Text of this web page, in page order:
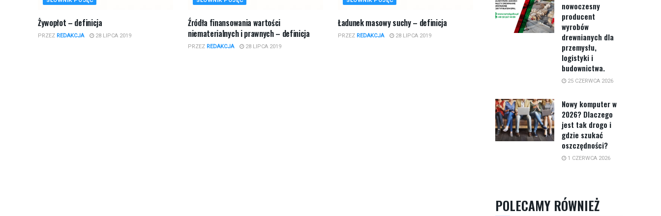
Żywopłot – definicja
PRZEZ REDAKCJA 28 LIPCA 2019
Źródła finansowania wartości
niematerialnych i prawnych – definicja
PRZEZ REDAKCJA 28 LIPCA 2019
Ładunek masowy suchy – definicja
PRZEZ REDAKCJA 28 LIPCA 2019
nowoczesny
producent
wyrobów
drewnianych dla
przemysłu,
logistyki i
budownictwa.
25 CZERWCA 2026
Nowy komputer w
2026? Dlaczego
jest tak drogo i
gdzie szukać
oszczędności?
1 CZERWCA 2026
POLECAMY RÓWNIEŻ